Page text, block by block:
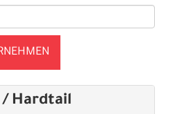
/ Hardtail